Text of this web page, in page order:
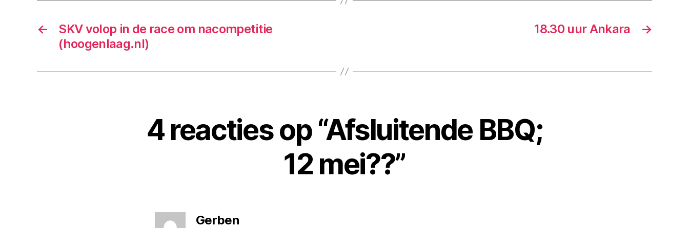
←
SKV volop in de race om nacompetitie
(hoogenlaag.nl)
→
18.30 uur Ankara
4 reacties op “Afsluitende BBQ;
12 mei??”
Gerbenzegt: